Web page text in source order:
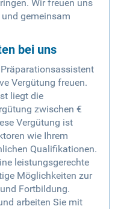
Wir freuen uns
gemeinsam
bei uns
Vergütung freuen.
liegt die
zwischen €
Vergütung ist
wie Ihrem
Qualifikationen.
leistungsgerechte
Möglichkeiten zur
Fortbildung.
arbeiten Sie mit